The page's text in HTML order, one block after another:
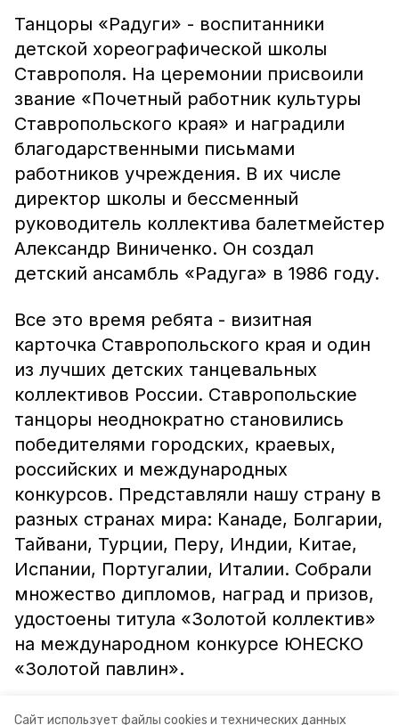
Сайт использует файлы cookies и технических данных
Танцоры «Радуги» - воспитанники
детской хореографической школы
Ставрополя. На церемонии присвоили
звание «Почетный работник культуры
Ставропольского края» и наградили
благодарственными письмами
работников учреждения. В их числе
директор школы и бессменный
руководитель коллектива балетмейстер
Александр Виниченко. Он создал
детский ансамбль «Радуга» в 1986 году.
Все это время ребята - визитная
карточка Ставропольского края и один
из лучших детских танцевальных
коллективов России. Ставропольские
танцоры неоднократно становились
победителями городских, краевых,
российских и международных
конкурсов. Представляли нашу страну в
разных странах мира: Канаде, Болгарии,
Тайвани, Турции, Перу, Индии, Китае,
Испании, Португалии, Италии. Собрали
множество дипломов, наград и призов,
удостоены титула «Золотой коллектив»
на международном конкурсе ЮНЕСКО
«Золотой павлин».
Пресс-служба администрации города